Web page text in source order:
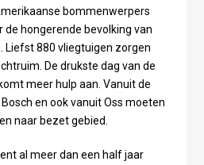
bommenwerpers
hongerende bevolking van
Liefst 880 vliegtuigen zorgen
De drukste dag van de
meer hulp aan. Vanuit de
en ook vanuit Oss moeten
naar bezet gebied.
al meer dan een half jaar